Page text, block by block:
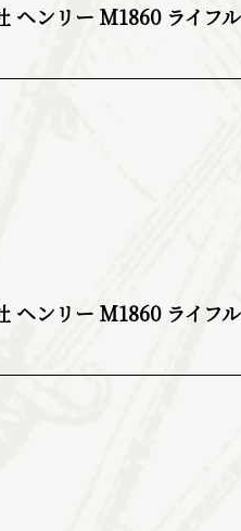
ンリー M1860 ライフ
ンリー M1860 ライフ